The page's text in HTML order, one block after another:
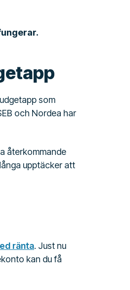
som
och Nordea har
återkommande
upptäcker att
ränta. Just nu
kan du få